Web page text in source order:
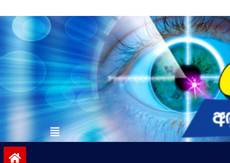
to
contentvinivida.lk